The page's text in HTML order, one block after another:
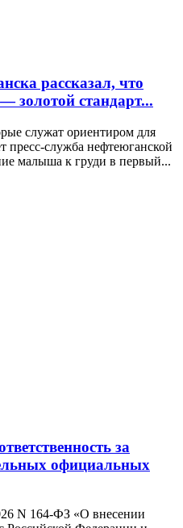
рассказал, что
золотой стандарт...
служат ориентиром для
пресс-служба нефтеюганской
малыша к груди в первый...
за
официальных
N 164-ФЗ «О внесении